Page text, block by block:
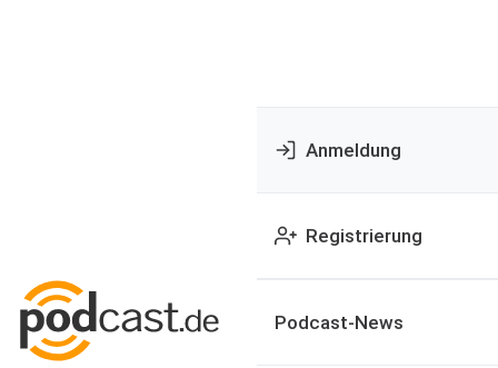
Anmeldung
Registrierung
Podcast-News